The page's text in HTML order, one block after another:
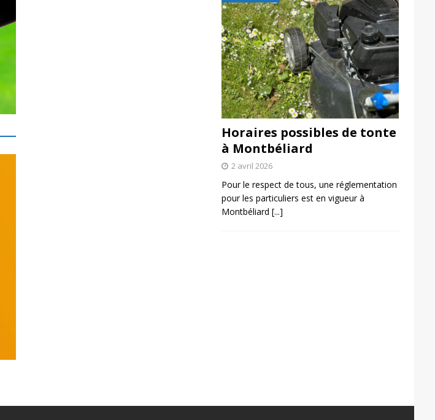
Horaires possibles de tonte
à Montbéliard
2 avril 2026
Pour le respect de tous, une réglementation
pour les particuliers est en vigueur à
Montbéliard [...]